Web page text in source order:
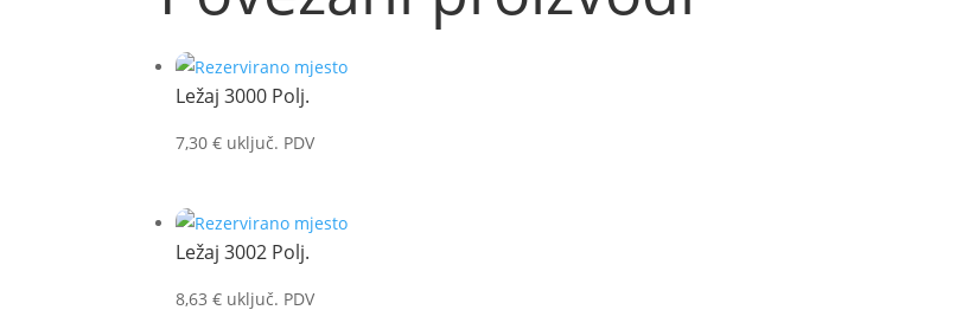
Ležaj 3000 Polj.
7,30€ uključ. PDV
Ležaj 3002 Polj.
8,63€ uključ. PDV